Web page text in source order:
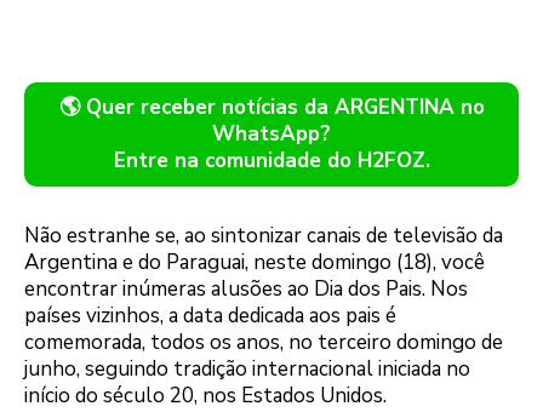
🌎 Quer receber notícias da ARGENTINA no
WhatsApp?
Entre na comunidade do H2FOZ.
Não estranhe se, ao sintonizar canais de televisão da
Argentina e do Paraguai, neste domingo (18), você
encontrar inúmeras alusões ao Dia dos Pais. Nos
países vizinhos, a data dedicada aos pais é
comemorada, todos os anos, no terceiro domingo de
junho, seguindo tradição internacional iniciada no
início do século 20, nos Estados Unidos.